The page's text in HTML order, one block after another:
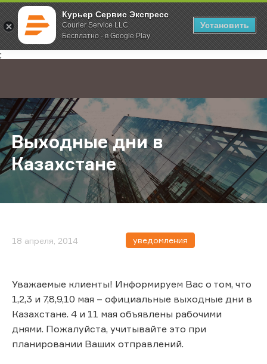
Курьер Сервис Экспресс
Courier Service LLC
Бесплатно - в Google Play
Установить
;
Главная О компании Новости Выходные дни в Казахстане
Выходные дни в
Казахстане
18 апреля, 2014 уведомления
Уважаемые клиенты! Информируем Вас о том, что
1,2,3 и 7,8,9,10 мая – официальные выходные дни в
Казахстане. 4 и 11 мая объявлены рабочими
днями. Пожалуйста, учитывайте это при
планировании Ваших отправлений.